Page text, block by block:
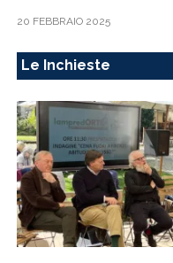
20 FEBBRAIO 2025
Le Inchieste